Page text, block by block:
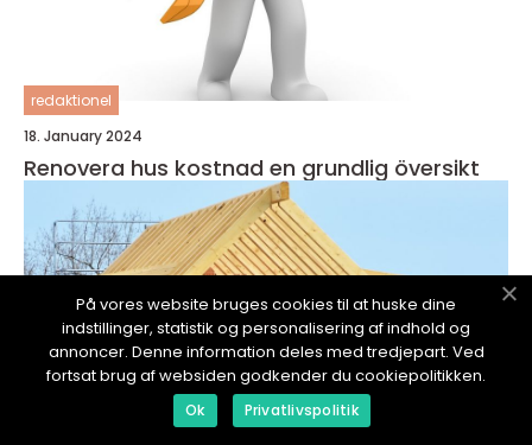
redaktionel
18. January 2024
Renovera hus kostnad en grundlig översikt
På vores website bruges cookies til at huske dine
indstillinger, statistik og personalisering af indhold og
annoncer. Denne information deles med tredjepart. Ved
fortsat brug af websiden godkender du cookiepolitikken.
Ok Privatlivspolitik